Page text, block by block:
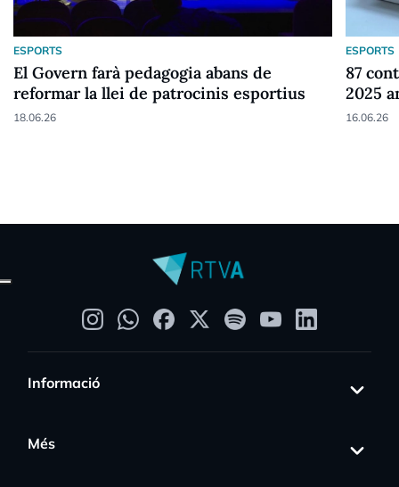
ESPORTS
El Govern farà pedagogia abans de
reformar la llei de patrocinis esportius
18.06.26
ESPORTS
87
2025
16.06.26
Informació
Més